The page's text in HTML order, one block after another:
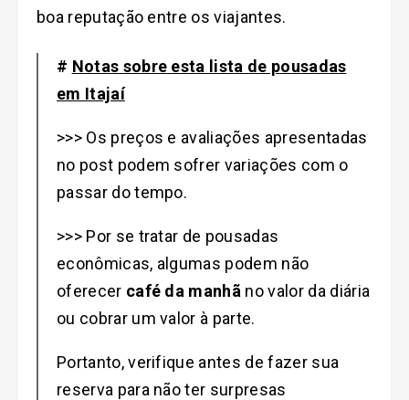
boa reputação entre os viajantes.
# Notas sobre esta lista de pousadas
em Itajaí
>>> Os preços e avaliações apresentadas
no post podem sofrer variações com o
passar do tempo.
>>> Por se tratar de pousadas
econômicas, algumas podem não
oferecer café da manhã no valor da diária
ou cobrar um valor à parte.
Portanto, verifique antes de fazer sua
reserva para não ter surpresas